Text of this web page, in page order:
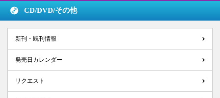
CD/DVD/その他
新刊・既刊情報
発売日カレンダー
リクエスト